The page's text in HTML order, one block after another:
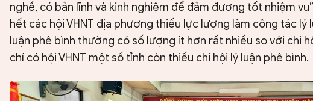
nghề, có bản lĩnh và kinh nghiệm để đảm đương tốt nhiệm
hết các hội VHNT địa phương thiếu lực lượng làm công tác lý
luận phê bình thường có số lượng ít hơn rất nhiều so với chi
chí có hội VHNT một số tỉnh còn thiếu chi hội lý luận phê bình.